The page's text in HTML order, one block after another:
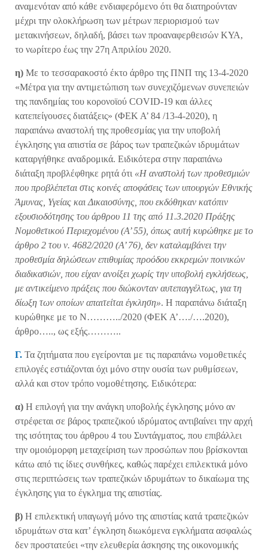
αναμενόταν από κάθε ενδιαφερόμενο ότι θα διατηρούνταν
μέχρι την ολοκλήρωση των μέτρων περιορισμού των
μετακινήσεων, δηλαδή, βάσει των προαναφερθεισών ΚΥΑ,
το νωρίτερο έως την 27η Απριλίου 2020.
η) Με το τεσσαρακοστό έκτο άρθρο της ΠΝΠ της 13-4-2020
«Μέτρα για την αντιμετώπιση των συνεχιζόμενων συνεπειών
της πανδημίας του κορονοϊού COVID-19 και άλλες
κατεπείγουσες διατάξεις» (ΦΕΚ Α’ 84 /13-4-2020), η
παραπάνω αναστολή της προθεσμίας για την υποβολή
έγκλησης για απιστία σε βάρος των τραπεζικών ιδρυμάτων
καταργήθηκε αναδρομικά. Ειδικότερα στην παραπάνω
διάταξη προβλέφθηκε ρητά ότι «Η αναστολή των προθεσμιών
που προβλέπεται στις κοινές αποφάσεις των υπουργών Εθνικής
Άμυνας, Υγείας και Δικαιοσύνης, που εκδόθηκαν κατόπιν
εξουσιοδότησης του άρθρου 11 της από 11.3.2020 Πράξης
Νομοθετικού Περιεχομένου (Α’ 55), όπως αυτή κυρώθηκε με το
άρθρο 2 του ν. 4682/2020 (Α’ 76), δεν καταλαμβάνει την
προθεσμία δηλώσεων επιθυμίας προόδου εκκρεμών ποινικών
διαδικασιών, που είχαν ανοίξει χωρίς την υποβολή εγκλήσεως,
με αντικείμενο πράξεις που διώκονταν αυτεπαγγέλτως, για τη
δίωξη των οποίων απαιτείται έγκληση». Η παραπάνω διάταξη
κυρώθηκε με το Ν………../2020 (ΦΕΚ Α’…./….2020),
άρθρο….., ως εξής………..
Γ. Τα ζητήματα που εγείρονται με τις παραπάνω νομοθετικές
επιλογές εστιάζονται όχι μόνο στην ουσία των ρυθμίσεων,
αλλά και στον τρόπο νομοθέτησης. Ειδικότερα:
α) Η επιλογή για την ανάγκη υποβολής έγκλησης μόνο αν
στρέφεται σε βάρος τραπεζικού ιδρύματος αντιβαίνει την αρχή
της ισότητας του άρθρου 4 του Συντάγματος, που επιβάλλει
την ομοιόμορφη μεταχείριση των προσώπων που βρίσκονται
κάτω από τις ίδιες συνθήκες, καθώς παρέχει επιλεκτικά μόνο
στις περιπτώσεις των τραπεζικών ιδρυμάτων το δικαίωμα της
έγκλησης για το έγκλημα της απιστίας.
β) Η επιλεκτική υπαγωγή μόνο της απιστίας κατά τραπεζικών
ιδρυμάτων στα κατ’ έγκληση διωκόμενα εγκλήματα ασφαλώς
δεν προστατεύει «την ελευθερία άσκησης της οικονομικής